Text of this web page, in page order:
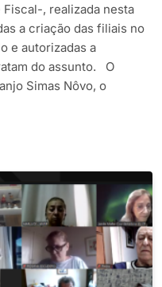
, realizada nesta
a criação das filiais no
e autorizadas a
do assunto. O
Simas Nôvo, o